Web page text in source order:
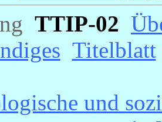
TTIP-02
Titelblatt
und